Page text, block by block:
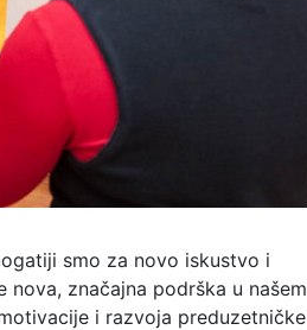
smo za novo iskustvo i
značajna podrška u našem
i razvoja preduzetničke